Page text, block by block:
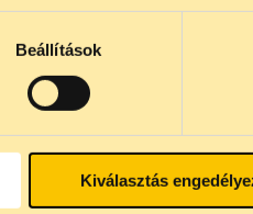
Beállítások
Kiválasztás